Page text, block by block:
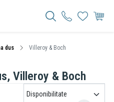
dus Villeroy & Boch
Villeroy & Boch